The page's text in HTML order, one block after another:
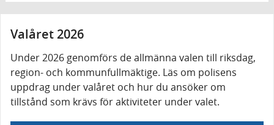
Valåret 2026
Under 2026 genomförs de allmänna valen till riksdag,
region- och kommunfullmäktige. Läs om polisens
uppdrag under valåret och hur du ansöker om
tillstånd som krävs för aktiviteter under valet.